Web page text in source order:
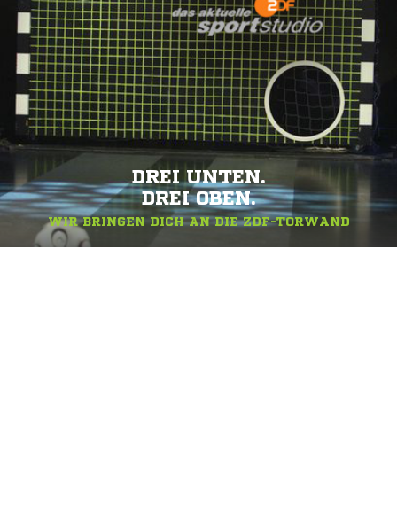
DREI UNTEN.
DREI OBEN.
WIR BRINGEN DICH AN DIE ZDF-TORWAND